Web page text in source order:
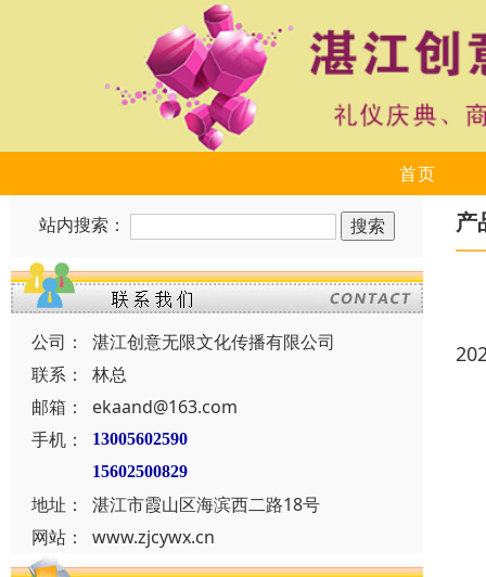
首页
站内搜索：
公司：
湛江创意无限文化传播有限公司
联系：
林总
邮箱：
ekaand@163.com
手机：
13005602590
15602500829
地址：
湛江市霞山区海滨西二路18号
网站：
www.zjcywx.cn
产